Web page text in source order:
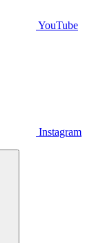
YouTube
Instagram